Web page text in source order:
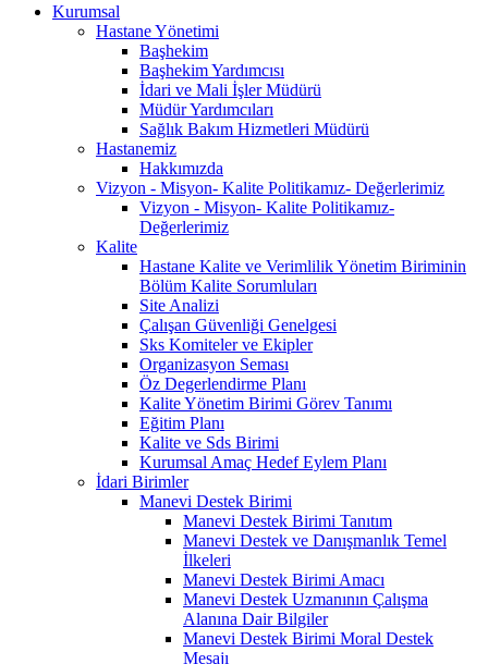
Kurumsal
Hastane Yönetimi
Başhekim
Başhekim Yardımcısı
İdari ve Mali İşler Müdürü
Müdür Yardımcıları
Sağlık Bakım Hizmetleri Müdürü
Hastanemiz
Hakkımızda
Vizyon - Misyon- Kalite Politikamız- Değerlerimiz
Vizyon - Misyon- Kalite Politikamız-
Değerlerimiz
Kalite
Hastane Kalite ve Verimlilik Yönetim Biriminin
Bölüm Kalite Sorumluları
Site Analizi
Çalışan Güvenliği Genelgesi
Sks Komiteler ve Ekipler
Organizasyon Seması
Öz Degerlendirme Planı
Kalite Yönetim Birimi Görev Tanımı
Eğitim Planı
Kalite ve Sds Birimi
Kurumsal Amaç Hedef Eylem Planı
İdari Birimler
Manevi Destek Birimi
Manevi Destek Birimi Tanıtım
Manevi Destek ve Danışmanlık Temel
İlkeleri
Manevi Destek Birimi Amacı
Manevi Destek Uzmanının Çalışma
Alanına Dair Bilgiler
Manevi Destek Birimi Moral Destek
Mesajı